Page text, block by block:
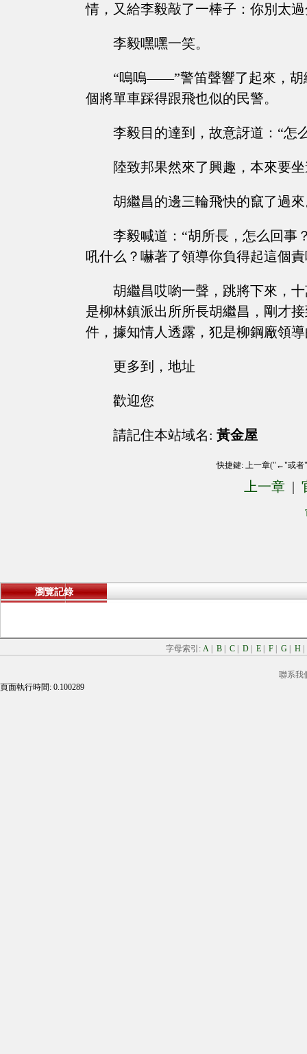
情，又給李毅敲了一棒子：你別太
李毅嘿嘿一笑。
“嗚嗚——”警笛聲響了起來，胡
個將單車踩得跟飛也似的民警。
李毅目的達到，故意訝道：“怎
陸致邦果然來了興趣，本來要
胡繼昌的邊三輪飛快的竄了過
李毅喊道：“胡所長，怎么回事
吼什么？嚇著了領導你負得起這個責
胡繼昌哎喲一聲，跳將下來，
是柳林鎮派出所所長胡繼昌，剛才
件，據知情人透露，犯是柳鋼廠領
更多到，地址
歡迎您
請記住本站域名: 黃金屋
快捷鍵: 上一章("←"或
上一章 |
瀏覽記錄
字母索引: A B C D E F G H
聯系我
頁面執行時間: 0.100289